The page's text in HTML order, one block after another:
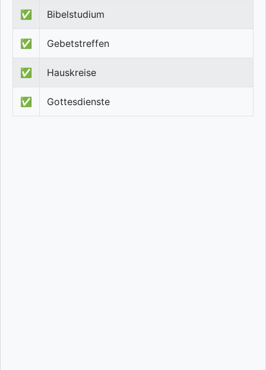
✅ Bibelstudium
✅ Gebetstreffen
✅ Hauskreise
✅ Gottesdienste